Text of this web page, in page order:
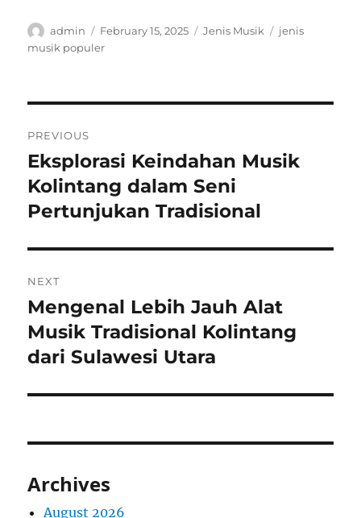
Author
admin
Posted
on
February 15, 2025 Categories
Jenis Musik Tags
jenis
musik populer
navigation
PREVIOUS
Previous
post:
Eksplorasi Keindahan Musik
Kolintang dalam Seni
Pertunjukan Tradisional
NEXT
Next
post:
Mengenal Lebih Jauh Alat
Musik Tradisional Kolintang
dari Sulawesi Utara
Archives
August 2026